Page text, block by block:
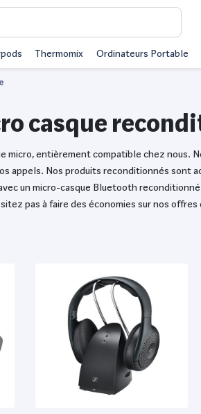
Thermomix Ordinateurs Portable
casque
entièrement compatible chez nous.
appels. Nos produits reconditionnés
un micro-casque Bluetooth
pas à faire des économies sur nos offres